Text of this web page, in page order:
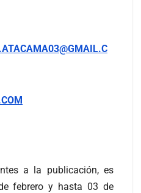
a la publicación, es
febrero y hasta 03 de